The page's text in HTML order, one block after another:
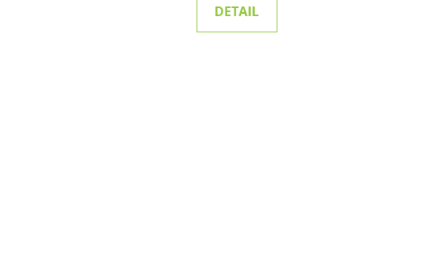
DETAIL